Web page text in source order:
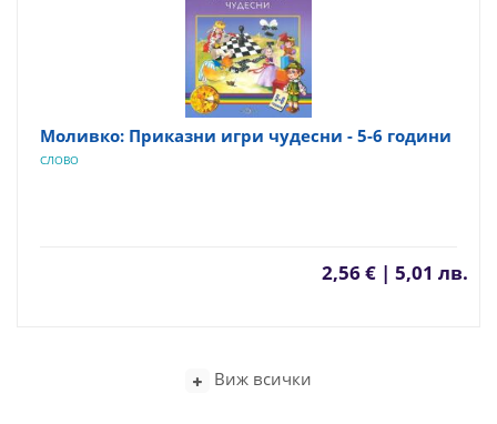
Моливко: Приказни игри чудесни - 5-6 години
СЛОВО
2,56 € | 5,01 лв.
Виж всички